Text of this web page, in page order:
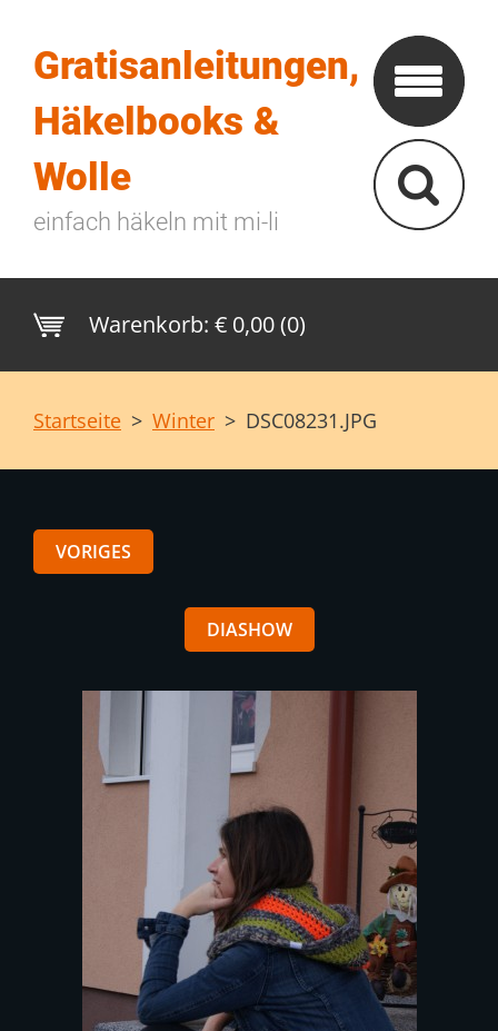
Gratisanleitungen,
Häkelbooks &
Wolle
einfach häkeln mit mi-li
Warenkorb: € 0,00 (0)
Startseite > Winter > DSC08231.JPG
VORIGES
DIASHOW